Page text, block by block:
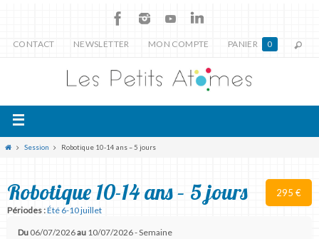
CONTACT NEWSLETTER MON COMPTE PANIER 0
Session Robotique 10-14 ans – 5 jours
295 €
Robotique 10-14 ans – 5 jours
Périodes :Été 6-10 juillet
Du 06/07/2026au 10/07/2026 - Semaine